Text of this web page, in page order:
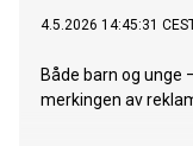
4.5.2026 14:45:31
Både barn og unge
merkingen av